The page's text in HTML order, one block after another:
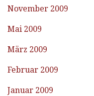
November 2009
Mai 2009
März 2009
Februar 2009
Januar 2009